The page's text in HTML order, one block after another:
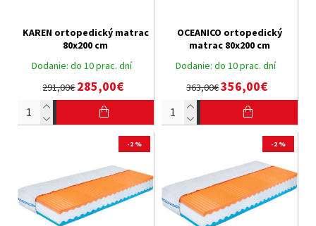
Dodanie: do 10 prac. dní
KAREN ortopedický matrac
80x200 cm
291,00€285,00€
Dodanie: do 10 prac. dní
OCEANICO ortopedický
matrac 80x200 cm
363,00€356,00€
-2 % -2 %